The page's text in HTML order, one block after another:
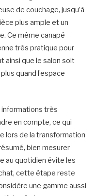
de couchage, jusqu’à
plus ample et un
Ce même canapé
très pratique pour
ainsi que le salon soit
quand l’espace
informations très
en compte, ce qui
lors de la transformation
bien mesurer
au quotidien évite les
cette étape reste
une gamme aussi